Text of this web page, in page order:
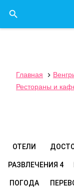

Главная 
Рестораны и
ОТЕЛИ
РАЗВЛЕЧЕНИЯ 4
ПОГОДА